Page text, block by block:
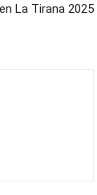
La Tirana 2025